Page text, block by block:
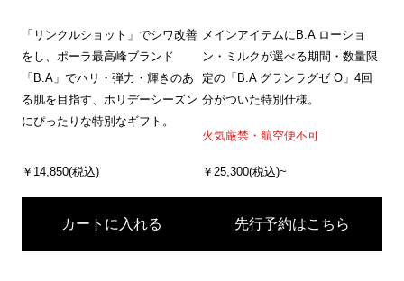
「リンクルショット」でシワ改善
をし、ポーラ最高峰ブランド
「B.A」でハリ・弾力・輝きのあ
る肌を目指す、ホリデーシーズン
にぴったりな特別なギフト。
￥14,850(税込)
カートに入れる
メインアイテムにB.A ローショ
ン・ミルクが選べる期間・数量限
定の「B.A グランラグゼ O」4回
分がついた特別仕様。
火気厳禁・航空便不可
￥25,300(税込)~
先行予約はこちら